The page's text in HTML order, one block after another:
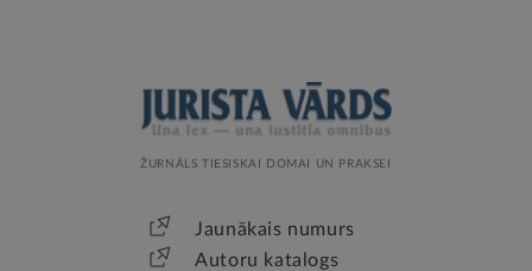
ŽURNĀLS TIESISKAI DOMAI UN PRAKSEI
Jaunākais numurs
Autoru katalogs